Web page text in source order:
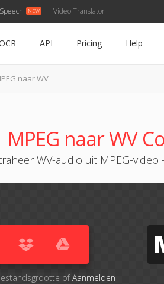
Video Translator
API Pricing Help
naar WV
MPEG naar WV
WV-audio uit MPEG-
ofAanmelden